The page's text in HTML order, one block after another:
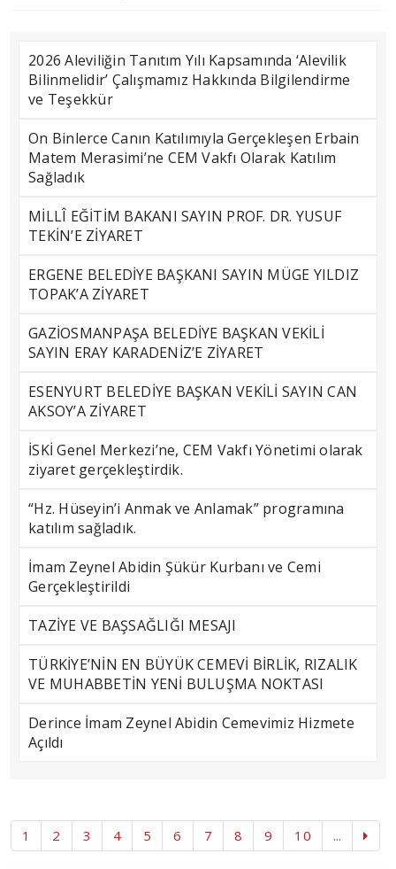
2026 Aleviliğin Tanıtım Yılı Kapsamında ‘Alevilik
Bilinmelidir’ Çalışmamız Hakkında Bilgilendirme
ve Teşekkür
On Binlerce Canın Katılımıyla Gerçekleşen Erbain
Matem Merasimi’ne CEM Vakfı Olarak Katılım
Sağladık
MİLLÎ EĞİTİM BAKANI SAYIN PROF. DR. YUSUF
TEKİN’E ZİYARET
ERGENE BELEDİYE BAŞKANI SAYIN MÜGE YILDIZ
TOPAK’A ZİYARET
GAZİOSMANPAŞA BELEDİYE BAŞKAN VEKİLİ
SAYIN ERAY KARADENİZ’E ZİYARET
ESENYURT BELEDİYE BAŞKAN VEKİLİ SAYIN CAN
AKSOY’A ZİYARET
İSKİ Genel Merkezi’ne, CEM Vakfı Yönetimi olarak
ziyaret gerçekleştirdik.
“Hz. Hüseyin’i Anmak ve Anlamak” programına
katılım sağladık.
İmam Zeynel Abidin Şükür Kurbanı ve Cemi
Gerçekleştirildi
TAZİYE VE BAŞSAĞLIĞI MESAJI
TÜRKİYE’NİN EN BÜYÜK CEMEVİ BİRLİK, RIZALIK
VE MUHABBETİN YENİ BULUŞMA NOKTASI
Derince İmam Zeynel Abidin Cemevimiz Hizmete
Açıldı
1 2 3 4 5 6 7 8 9 10 ...